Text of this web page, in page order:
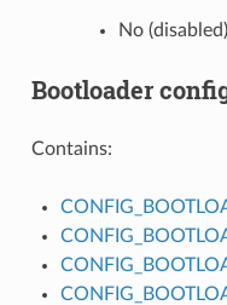
No (disabled)
Bootloader
Contains: